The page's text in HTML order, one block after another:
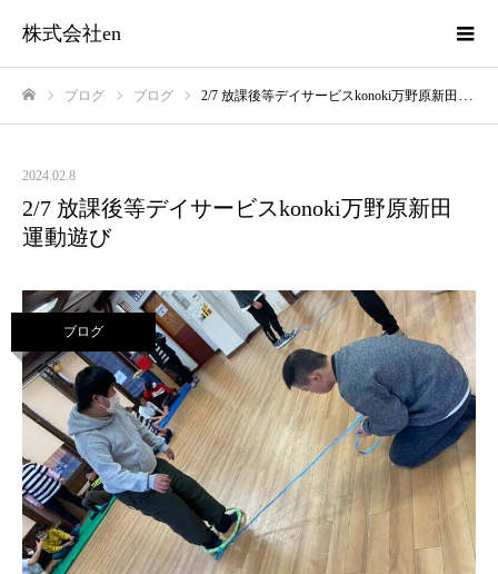
株式会社en
ブログ ブログ 2/7 放課後等デイサービスkonoki万野原新田 運動遊び
2024.02.8
2/7 放課後等デイサービスkonoki万野原新田
運動遊び
ブログ